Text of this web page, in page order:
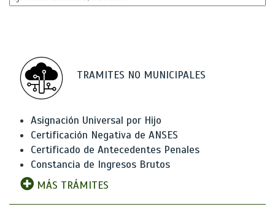
TRAMITES NO MUNICIPALES
Asignación Universal por Hijo
Certificación Negativa de ANSES
Certificado de Antecedentes Penales
Constancia de Ingresos Brutos
MÁS TRÁMITES